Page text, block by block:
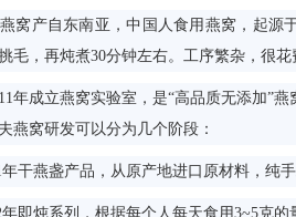
产自东南亚，中国人食用燕窝，起源于
毛，再炖煮30分钟左右。工序繁杂，很
成立燕窝实验室，是“高品质无添加”燕
燕窝研发可以分为几个阶段：
燕盏产品，从原产地进口原材料，纯手
炖系列，根据每个人每天食用3~5克的